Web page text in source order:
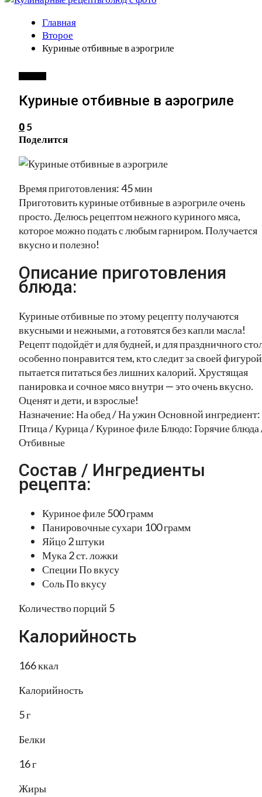
Главная
Второе
Куриные отбивные в аэрогриле
Куриные отбивные в аэрогриле
0 5
Поделится
Время приготовления: 45 мин
Приготовить куриные отбивные в аэрогриле очень
просто. Делюсь рецептом нежного куриного мяса,
которое можно подать с любым гарниром. Получается
вкусно и полезно!
Описание приготовления
блюда:
Куриные отбивные по этому рецепту получаются
вкусными и нежными, а готовятся без капли масла!
Рецепт подойдёт и для будней, и для праздничного
особенно понравится тем, кто следит за своей
пытается питаться без лишних калорий. Хрустящая
панировка и сочное мясо внутри — это очень вкусно.
Оценят и дети, и взрослые!
Назначение: На обед / На ужин Основной ингредиент:
Птица / Курица / Куриное филе Блюдо: Горячие блюда
Отбивные
Состав / Ингредиенты
рецепта:
Куриное филе 500 грамм
Панировочные сухари 100 грамм
Яйцо 2 штуки
Мука 2 ст. ложки
Специи По вкусу
Соль По вкусу
Количество порций 5
Калорийность
166 ккал
Калорийность
5 г
Белки
16 г
Жиры